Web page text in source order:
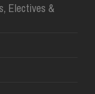
Electives &